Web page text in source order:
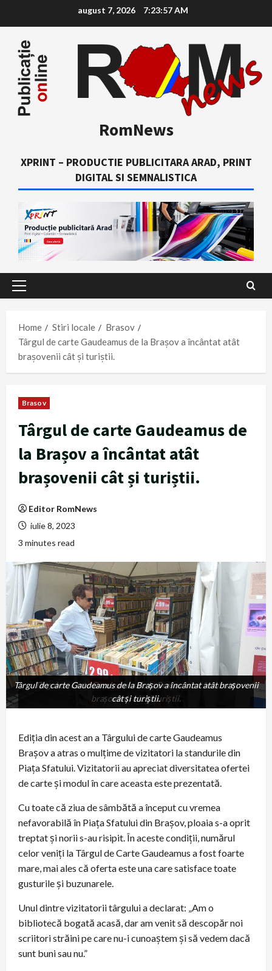
content
august 7, 2026 7:23:58 AM
RomNews
XPRINT – PRODUCTIE PUBLICITARA ARAD, PRINT
DIGITAL SI SEMNALISTICA
Primary
Home
Stiri locale
Brasov
Târgul de carte Gaudeamus de la Brașov a încântat atât
brașovenii cât și turiștii.
Brasov
Târgul de carte Gaudeamus de
la Brașov a încântat atât
brașovenii cât și turiștii.
Editor RomNews
iulie 8, 2023
3 minutes read
Târgul de carte Gaudeamus de la Brașov a încântat atât
brașovenii cât și turiștii.
Târgul de carte Gaudeamus de la Brașov a încântat atât brașovenii
cât și turiștii.
Ediția din acest an a Târgului de carte Gaudeamus
Brașov a atras o mulțime de vizitatori la standurile din
Piața Sfatului. Vizitatorii au apreciat diversitatea ofertei
de carte și modul în care aceasta este prezentată.
Cu toate că ziua de sâmbătă a început cu vremea
nefavorabilă în Piața Sfatului din Brașov, ploaia s-a oprit
treptat și norii s-au risipit. În aceste condiții, numărul
celor veniți la Târgul de Carte Gaudeamus a fost foarte
mare, mai ales că oferta este una care satisface toate
gusturile și buzunarele.
Unul dintre vizitatorii târgului a declarat: „Am o
bibliotecă bogată acasă, dar am venit să descopăr noi
scriitori străini pe care nu-i cunoaștem și să vedem dacă
sunt buni sau nu.”